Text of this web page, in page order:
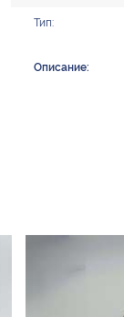
Тип:
Описание: